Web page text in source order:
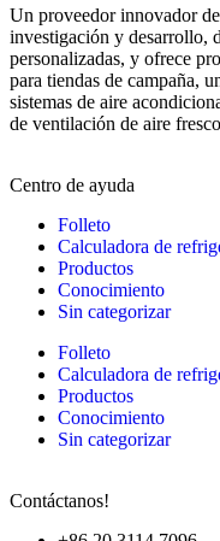
Un proveedor innovador
investigación y desarrollo,
personalizadas, y ofrece
para tiendas de campaña,
sistemas de aire
de ventilación de aire
Centro de ayuda
Folleto
Calculadora de
Productos
Conocimiento
Sin categorizar
Folleto
Calculadora de
Productos
Conocimiento
Sin categorizar
Contáctanos!